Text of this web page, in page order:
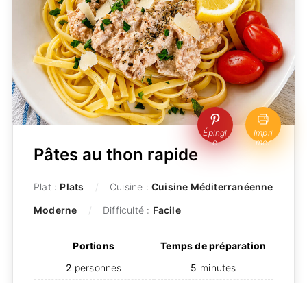
Épingl
e
Impri
mer
Pâtes au thon rapide
Plat : Plats Cuisine : Cuisine Méditerranéenne
Moderne
Difficulté : Facile
Portions
2 personnes
Temps de préparation
5 minutes